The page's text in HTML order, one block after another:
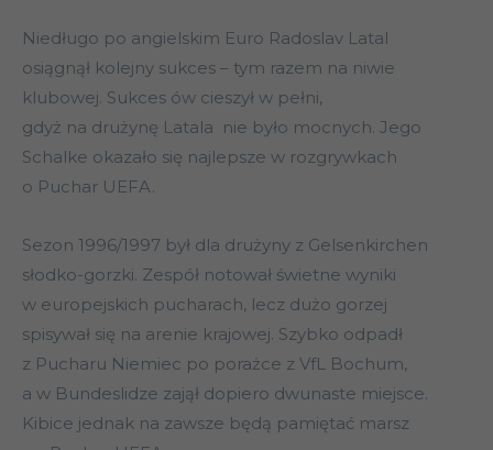
Niedługo po angielskim Euro Radoslav Latal
osiągnął kolejny sukces – tym razem na niwie
klubowej. Sukces ów cieszył w pełni,
gdyż na drużynę Latala nie było mocnych. Jego
Schalke okazało się najlepsze w rozgrywkach
o Puchar UEFA.
Sezon 1996/1997 był dla drużyny z Gelsenkirchen
słodko-gorzki. Zespół notował świetne wyniki
w europejskich pucharach, lecz dużo gorzej
spisywał się na arenie krajowej. Szybko odpadł
z Pucharu Niemiec po porażce z VfL Bochum,
a w Bundeslidze zajął dopiero dwunaste miejsce.
Kibice jednak na zawsze będą pamiętać marsz